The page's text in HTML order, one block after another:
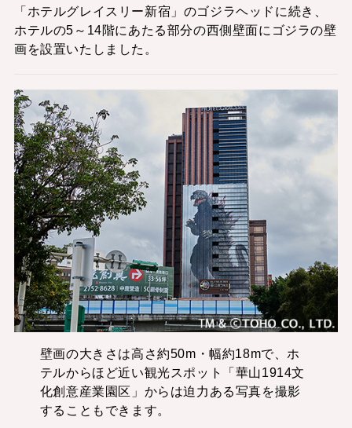
「ホテルグレイスリー新宿」のゴジラヘッドに続き、
ホテルの5～14階にあたる部分の西側壁面にゴジラの壁
画を設置いたしました。
壁画の大きさは高さ約50m・幅約18mで、ホ
テルからほど近い観光スポット「華山1914文
化創意産業園区」からは迫力ある写真を撮影
することもできます。